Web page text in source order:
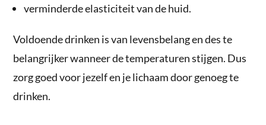
verminderde elasticiteit van de huid.
Voldoende drinken is van levensbelang en des te
belangrijker wanneer de temperaturen stijgen. Dus
zorg goed voor jezelf en je lichaam door genoeg te
drinken.